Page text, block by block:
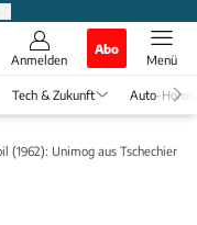
Anmelden
Abo
Menü
Tech & Zukunft Auto-
(1962): Unimog aus Tschechien